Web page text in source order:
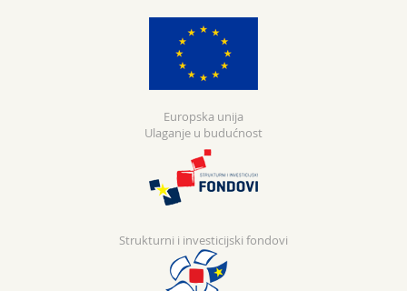
Europska unija
Ulaganje u budućnost
Strukturni i investicijski fondovi